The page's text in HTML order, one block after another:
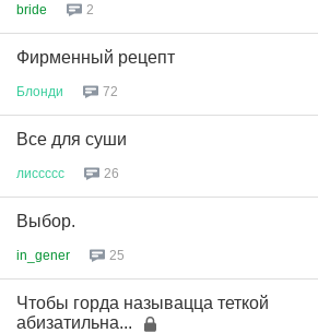
bride 2
Фирменный рецепт
Блонди 72
Все для суши
лиссссс 26
Выбор.
in_gener 25
Чтобы горда называцца теткой
абизатильна...